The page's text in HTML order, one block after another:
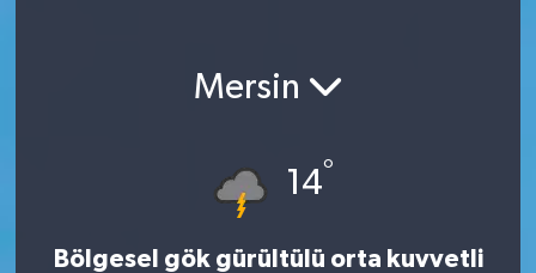
Mersin
14°
Bölgesel gök gürültülü orta kuvvetli